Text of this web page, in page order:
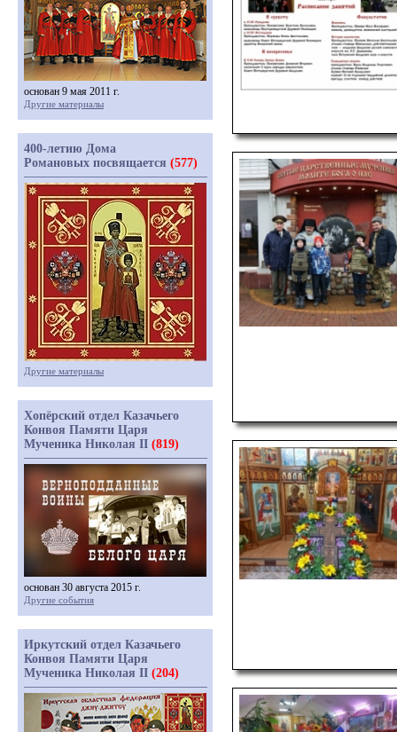
основан 9 мая 2011 г.
Другие материалы
400-летию Дома
Романовых посвящается (577)
Другие материалы
Хопёрский отдел Казачьего
Конвоя Памяти Царя
Мученика Николая II (819)
основан 30 августа 2015 г.
Другие события
Иркутский отдел Казачьего
Конвоя Памяти Царя
Мученика Николая II (204)